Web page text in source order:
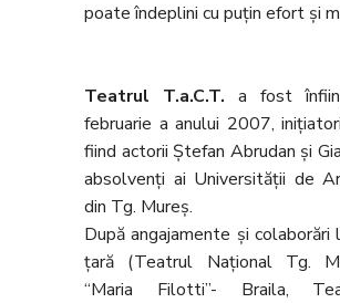
poate îndeplini cu puțin efort și
Teatrul T.a.C.T. a fost
februarie a anului 2007,
fiind actorii Ștefan Abrudan și
absolvenți ai Universității de
din Tg. Mureș.
După angajamente și
țară (Teatrul Național Tg.
“Maria Filotti”- Braila,